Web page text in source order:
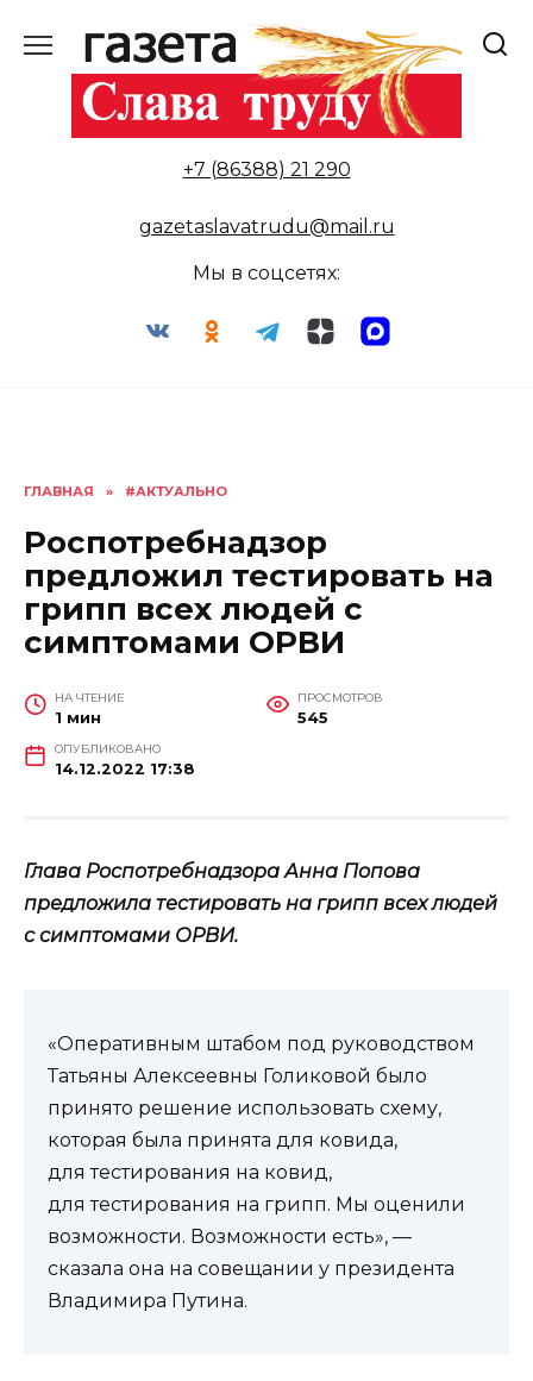
содержанию
+7 (86388) 21 290
gazetaslavatrudu@mail.ru
Мы в соцсетях:
ГЛАВНАЯ » #АКТУАЛЬНО
Роспотребнадзор
предложил тестировать на
грипп всех людей с
симптомами ОРВИ
НА ЧТЕНИЕ
1 мин
ПРОСМОТРОВ
545
ОПУБЛИКОВАНО
14.12.2022 17:38
Глава Роспотребнадзора Анна Попова
предложила тестировать на грипп всех людей
с симптомами ОРВИ.
«Оперативным штабом под руководством
Татьяны Алексеевны Голиковой было
принято решение использовать схему,
которая была принята для ковида,
для тестирования на ковид,
для тестирования на грипп. Мы оценили
возможности. Возможности есть», —
сказала она на совещании у президента
Владимира Путина.